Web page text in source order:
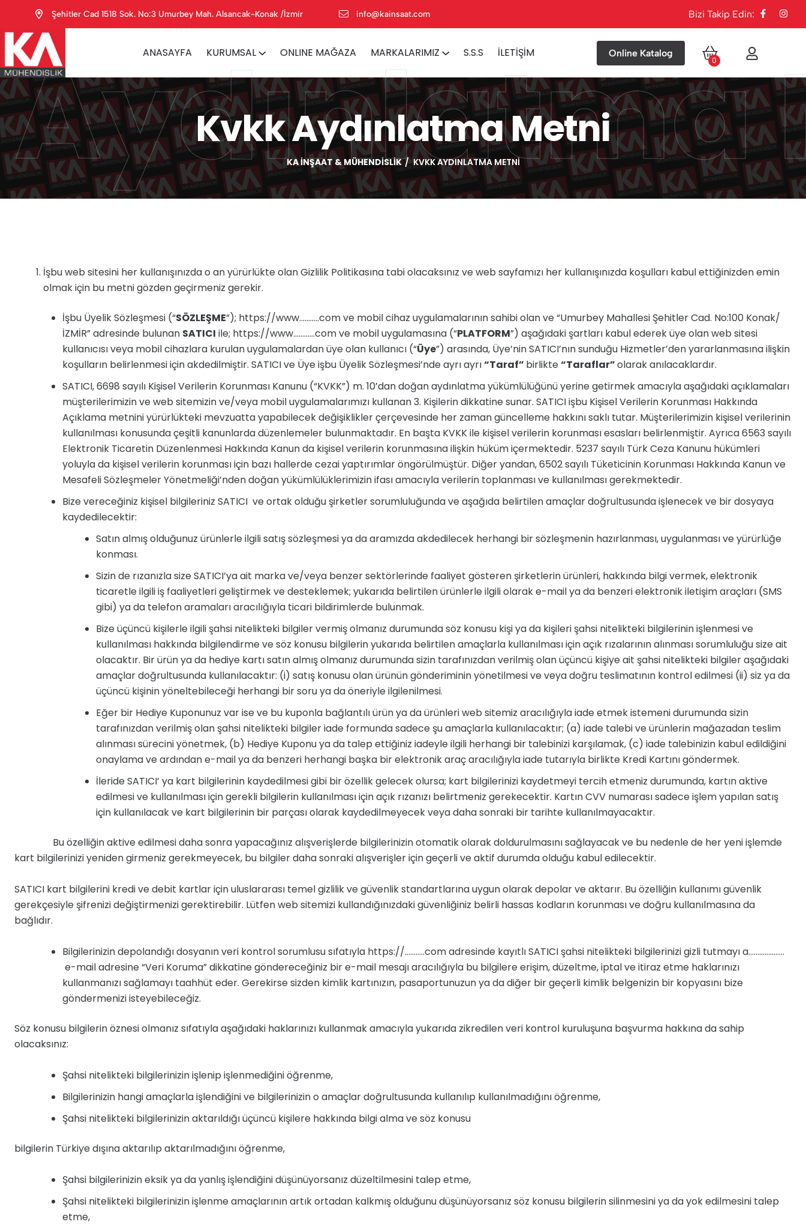
Şehitler Cad 1518 Sok. No:3 Umurbey Mah. Alsancak-Konak /İzmir info@kainsaat.com Bizi Takip Edin:
ANASAYFA KURUMSAL ONLINE MAĞAZA MARKALARIMIZ S.S.S İLETIŞIM Online Katalog
0
Kvkk Aydınlatma Metni
KA İNŞAAT & MÜHENDISLIK KVKK AYDINLATMA METNI
İşbu web sitesini her kullanışınızda o an yürürlükte olan Gizlilik Politikasına tabi olacaksınız ve web sayfamızı her kullanışınızda koşulları kabul ettiğinizden emin
olmak için bu metni gözden geçirmeniz gerekir.
İşbu Üyelik Sözleşmesi (“SÖZLEŞME”); https://www………..com ve mobil cihaz uygulamalarının sahibi olan ve “Umurbey Mahallesi Şehitler Cad. No:100 Konak/
İZMİR” adresinde bulunan SATICI ile; https://www…………com ve mobil uygulamasına (“PLATFORM”) aşağıdaki şartları kabul ederek üye olan web sitesi
kullanıcısı veya mobil cihazlara kurulan uygulamalardan üye olan kullanıcı (“Üye”) arasında, Üye’nin SATICI’nın sunduğu Hizmetler’den yararlanmasına ilişkin
koşulların belirlenmesi için akdedilmiştir. SATICI ve Üye işbu Üyelik Sözleşmesi’nde ayrı ayrı“Taraf” birlikte“Taraflar”olarak anılacaklardır.
SATICI, 6698 sayılı Kişisel Verilerin Korunması Kanunu (“KVKK”) m. 10’dan doğan aydınlatma yükümlülüğünü yerine getirmek amacıyla aşağıdaki açıklamaları
müşterilerimizin ve web sitemizin ve/veya mobil uygulamalarımızı kullanan 3. Kişilerin dikkatine sunar. SATICI işbu Kişisel Verilerin Korunması Hakkında
Açıklama metnini yürürlükteki mevzuatta yapabilecek değişiklikler çerçevesinde her zaman güncelleme hakkını saklı tutar. Müşterilerimizin kişisel verilerinin
kullanılması konusunda çeşitli kanunlarda düzenlemeler bulunmaktadır. En başta KVKK ile kişisel verilerin korunması esasları belirlenmiştir. Ayrıca 6563 sayılı
Elektronik Ticaretin Düzenlenmesi Hakkında Kanun da kişisel verilerin korunmasına ilişkin hüküm içermektedir. 5237 sayılı Türk Ceza Kanunu hükümleri
yoluyla da kişisel verilerin korunması için bazı hallerde cezai yaptırımlar öngörülmüştür. Diğer yandan, 6502 sayılı Tüketicinin Korunması Hakkında Kanun ve
Mesafeli Sözleşmeler Yönetmeliği’nden doğan yükümlülüklerimizin ifası amacıyla verilerin toplanması ve kullanılması gerekmektedir.
Bize vereceğiniz kişisel bilgileriniz SATICI ve ortak olduğu şirketler sorumluluğunda ve aşağıda belirtilen amaçlar doğrultusunda işlenecek ve bir dosyaya
kaydedilecektir:
Satın almış olduğunuz ürünlerle ilgili satış sözleşmesi ya da aramızda akdedilecek herhangi bir sözleşmenin hazırlanması, uygulanması ve yürürlüğe
konması.
Sizin de rızanızla size SATICI’ya ait marka ve/veya benzer sektörlerinde faaliyet gösteren şirketlerin ürünleri, hakkında bilgi vermek, elektronik
ticaretle ilgili iş faaliyetleri geliştirmek ve desteklemek; yukarıda belirtilen ürünlerle ilgili olarak e-mail ya da benzeri elektronik iletişim araçları (SMS
gibi) ya da telefon aramaları aracılığıyla ticari bildirimlerde bulunmak.
Bize üçüncü kişilerle ilgili şahsi nitelikteki bilgiler vermiş olmanız durumunda söz konusu kişi ya da kişileri şahsi nitelikteki bilgilerinin işlenmesi ve
kullanılması hakkında bilgilendirme ve söz konusu bilgilerin yukarıda belirtilen amaçlarla kullanılması için açık rızalarının alınması sorumluluğu size ait
olacaktır. Bir ürün ya da hediye kartı satın almış olmanız durumunda sizin tarafınızdan verilmiş olan üçüncü kişiye ait şahsi nitelikteki bilgiler aşağıdaki
amaçlar doğrultusunda kullanılacaktır: (i) satış konusu olan ürünün gönderiminin yönetilmesi ve veya doğru teslimatının kontrol edilmesi (ii) siz ya da
üçüncü kişinin yöneltebileceği herhangi bir soru ya da öneriyle ilgilenilmesi.
Eğer bir Hediye Kuponunuz var ise ve bu kuponla bağlantılı ürün ya da ürünleri web sitemiz aracılığıyla iade etmek istemeni durumunda sizin
tarafınızdan verilmiş olan şahsi nitelikteki bilgiler iade formunda sadece şu amaçlarla kullanılacaktır; (a) iade talebi ve ürünlerin mağazadan teslim
alınması sürecini yönetmek, (b) Hediye Kuponu ya da talep ettiğiniz iadeyle ilgili herhangi bir talebinizi karşılamak, (c) iade talebinizin kabul edildiğini
onaylama ve ardından e-mail ya da benzeri herhangi başka bir elektronik araç aracılığıyla iade tutarıyla birlikte Kredi Kartını göndermek.
İleride SATICI’ ya kart bilgilerinin kaydedilmesi gibi bir özellik gelecek olursa; kart bilgilerinizi kaydetmeyi tercih etmeniz durumunda, kartın aktive
edilmesi ve kullanılması için gerekli bilgilerin kullanılması için açık rızanızı belirtmeniz gerekecektir. Kartın CVV numarası sadece işlem yapılan satış
için kullanılacak ve kart bilgilerinin bir parçası olarak kaydedilmeyecek veya daha sonraki bir tarihte kullanılmayacaktır.
Bu özelliğin aktive edilmesi daha sonra yapacağınız alışverişlerde bilgilerinizin otomatik olarak doldurulmasını sağlayacak ve bu nedenle de her yeni işlemde
kart bilgilerinizi yeniden girmeniz gerekmeyecek, bu bilgiler daha sonraki alışverişler için geçerli ve aktif durumda olduğu kabul edilecektir.
SATICI kart bilgilerini kredi ve debit kartlar için uluslararası temel gizlilik ve güvenlik standartlarına uygun olarak depolar ve aktarır. Bu özelliğin kullanımı güvenlik
gerekçesiyle şifrenizi değiştirmenizi gerektirebilir. Lütfen web sitemizi kullandığınızdaki güvenliğiniz belirli hassas kodların korunması ve doğru kullanılmasına da
bağlıdır.
Bilgilerinizin depolandığı dosyanın veri kontrol sorumlusu sıfatıyla https://………..com adresinde kayıtlı SATICI şahsi nitelikteki bilgilerinizi gizli tutmayı a………………..
e-mail adresine “Veri Koruma” dikkatine göndereceğiniz bir e-mail mesajı aracılığıyla bu bilgilere erişim, düzeltme, iptal ve itiraz etme haklarınızı
kullanmanızı sağlamayı taahhüt eder. Gerekirse sizden kimlik kartınızın, pasaportunuzun ya da diğer bir geçerli kimlik belgenizin bir kopyasını bize
göndermenizi isteyebileceğiz.
Söz konusu bilgilerin öznesi olmanız sıfatıyla aşağıdaki haklarınızı kullanmak amacıyla yukarıda zikredilen veri kontrol kuruluşuna başvurma hakkına da sahip
olacaksınız:
Şahsi nitelikteki bilgilerinizin işlenip işlenmediğini öğrenme,
Bilgilerinizin hangi amaçlarla işlendiğini ve bilgilerinizin o amaçlar doğrultusunda kullanılıp kullanılmadığını öğrenme,
Şahsi nitelikteki bilgilerinizin aktarıldığı üçüncü kişilere hakkında bilgi alma ve söz konusu
bilgilerin Türkiye dışına aktarılıp aktarılmadığını öğrenme,
Şahsi bilgilerinizin eksik ya da yanlış işlendiğini düşünüyorsanız düzeltilmesini talep etme,
Şahsi nitelikteki bilgilerinizin işlenme amaçlarının artık ortadan kalkmış olduğunu düşünüyorsanız söz konusu bilgilerin silinmesini ya da yok edilmesini talep
etme,